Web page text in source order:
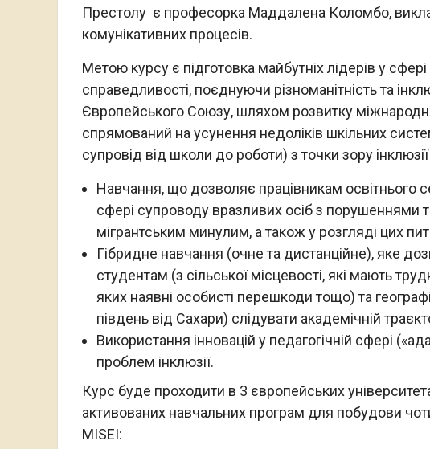
Престолу є професорка Маддалена Коломбо,
комунікативних процесів.
Метою курсу є підготовка майбутніх лідерів у сфері
справедливості, поєднуючи різноманітність та
Європейського Союзу, шляхом розвитку
спрямований на усунення недоліків шкільних
супровід від школи до роботи) з точки зору інклюзії
Навчання, що дозволяє працівникам освітнього
сфері супроводу вразливих осіб з порушеннями
мігрантським минулим, а також у розгляді цих
Гібридне навчання (очне та дистанційне), яке
студентам (з сільської місцевості, які мають
яких наявні особисті перешкоди тощо) та
південь від Сахари) слідувати академічній
Використання інновацій у педагогічній сфері
проблем інклюзії.
Курс буде проходити в 3 європейських
активованих навчальних програм для побудови
MISEI: